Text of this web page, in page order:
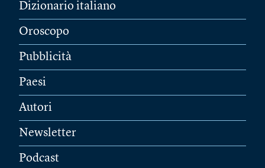
Dizionario italiano
Oroscopo
Pubblicità
Paesi
Autori
Newsletter
Podcast